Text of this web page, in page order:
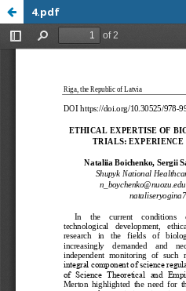
4.pdf